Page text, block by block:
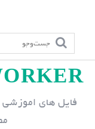
p
فایل های